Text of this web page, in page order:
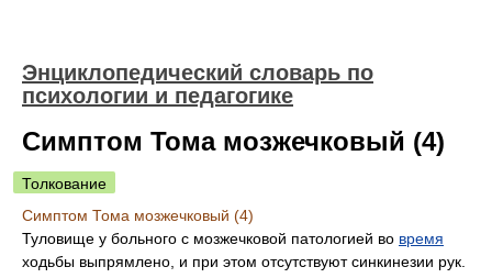
Энциклопедический словарь по
психологии и педагогике
Симптом Тома мозжечковый (4)
Толкование
Симптом Тома мозжечковый (4)
Туловище у больного с мозжечковой патологией во время
ходьбы выпрямлено, и при этом отсутствуют синкинезии рук.